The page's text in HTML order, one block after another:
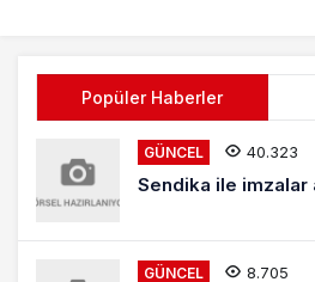
Popüler Haberler
GÜNCEL 40.323
Sendika ile imzalar
GÜNCEL 8.705